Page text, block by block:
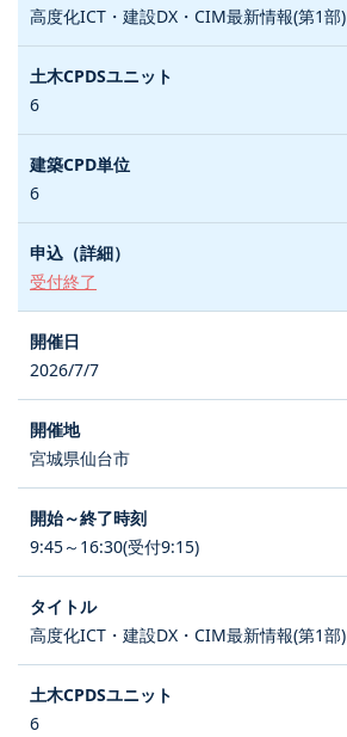
高度化ICT・建設DX・CIM最新情報(第1部)
6
6
受付終了
2026/7/7
宮城県仙台市
9:45～16:30(受付9:15)
高度化ICT・建設DX・CIM最新情報(第1部)
6